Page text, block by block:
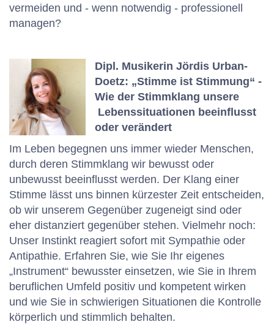
vermeiden und - wenn notwendig - professionell
managen?
Dipl. Musikerin Jördis Urban-
Doetz: „Stimme ist Stimmung“ -
Wie der Stimmklang unsere
Lebenssituationen beeinflusst
oder verändert
Im Leben begegnen uns immer wieder Menschen,
durch deren Stimmklang wir bewusst oder
unbewusst beeinflusst werden. Der Klang einer
Stimme lässt uns binnen kürzester Zeit entscheiden,
ob wir unserem Gegenüber zugeneigt sind oder
eher distanziert gegenüber stehen. Vielmehr noch:
Unser Instinkt reagiert sofort mit Sympathie oder
Antipathie. Erfahren Sie, wie Sie Ihr eigenes
„Instrument“ bewusster einsetzen, wie Sie in Ihrem
beruflichen Umfeld positiv und kompetent wirken
und wie Sie in schwierigen Situationen die Kontrolle
körperlich und stimmlich behalten.